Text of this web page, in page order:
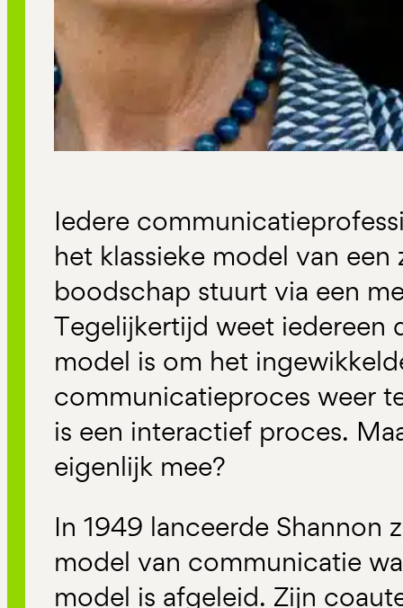
Iedere
het klassieke model van een
boodschap stuurt via een
Tegelijkertijd weet iedereen
model is om het
communicatieproces weer
is een interactief proces.
eigenlijk mee?
In 1949 lanceerde Shannon
model van communicatie
model is afgeleid. Zijn